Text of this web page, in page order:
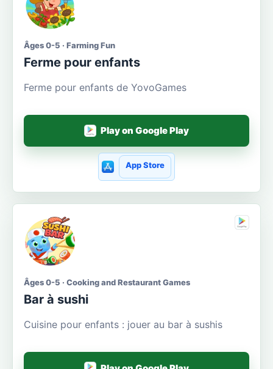
Âges 0-5 · Farming Fun
Ferme pour enfants
Ferme pour enfants de YovoGames
Play on Google Play
App Store
Âges 0-5 · Cooking and Restaurant Games
Bar à sushi
Cuisine pour enfants : jouer au bar à sushis